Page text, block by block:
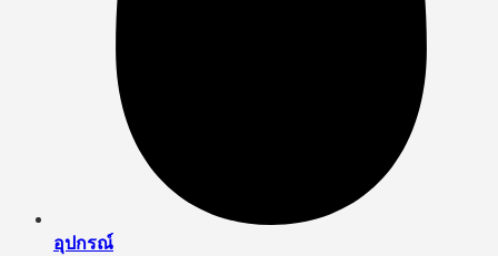
อุปกรณ์